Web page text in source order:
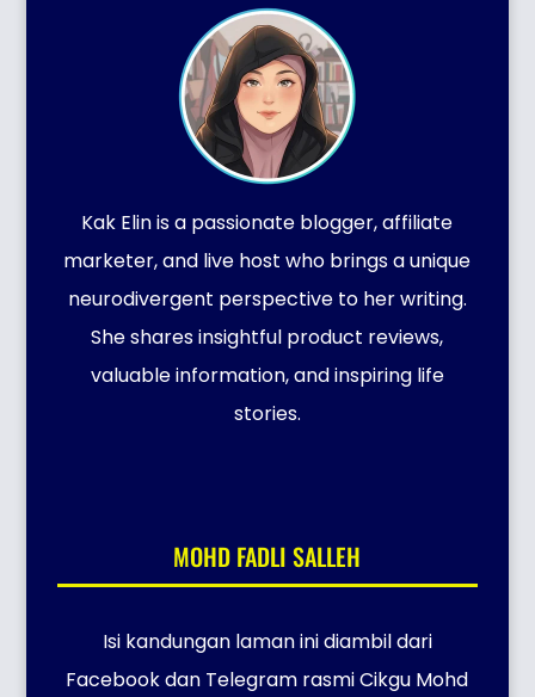
Kak Elin is a passionate blogger, affiliate
marketer, and live host who brings a unique
neurodivergent perspective to her writing.
She shares insightful product reviews,
valuable information, and inspiring life
stories.
MOHD FADLI SALLEH
Isi kandungan laman ini diambil dari
Facebook dan Telegram rasmi Cikgu Mohd